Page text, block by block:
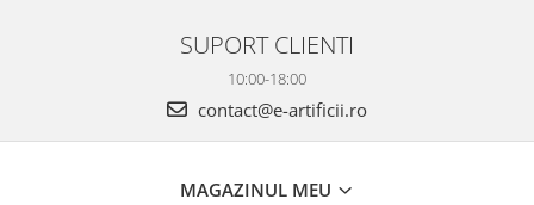
SUPORT CLIENTI
10:00-18:00
contact@e-artificii.ro
MAGAZINUL MEU